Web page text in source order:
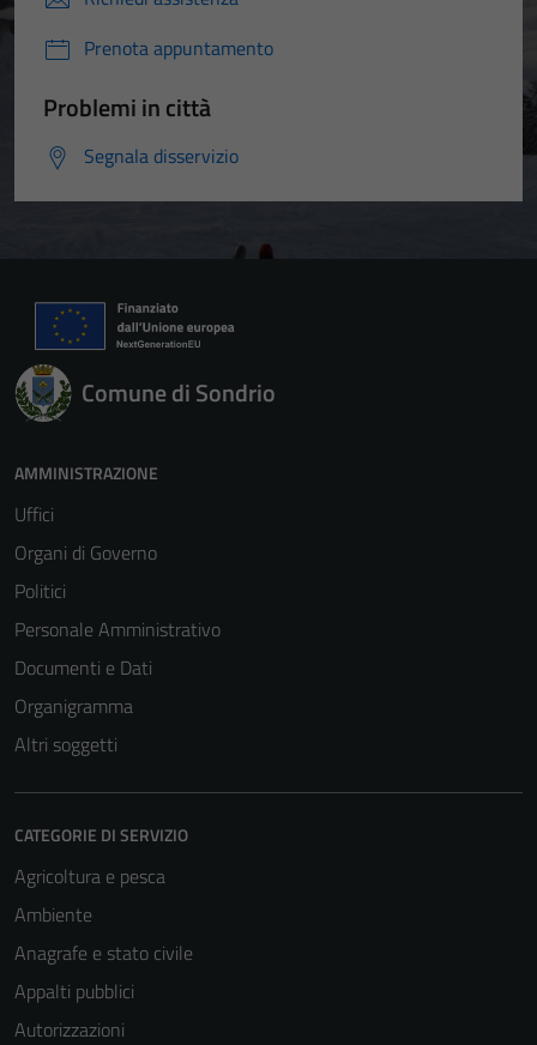
Prenota appuntamento
Problemi in città
Segnala disservizio
Comune di Sondrio
AMMINISTRAZIONE
Uffici
Organi di Governo
Politici
Personale Amministrativo
Documenti e Dati
Organigramma
Altri soggetti
CATEGORIE DI SERVIZIO
Agricoltura e pesca
Ambiente
Anagrafe e stato civile
Appalti pubblici
Autorizzazioni